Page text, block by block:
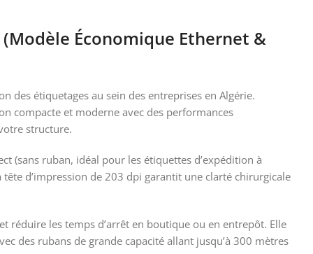
Économique Ethernet &
des étiquetages au sein des entreprises en Algérie.
compacte et moderne avec des performances
structure.
(sans ruban, idéal pour les étiquettes d’expédition à
d’impression de 203 dpi garantit une clarté chirurgicale
les temps d’arrêt en boutique ou en entrepôt. Elle
des rubans de grande capacité allant jusqu’à 300 mètres